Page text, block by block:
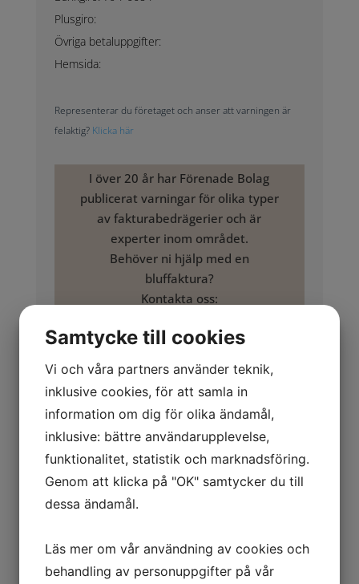
Plusgiro:
Övriga betaluppgifter:
Hemsida:
Representerar du företaget och anser att varningen är
felaktig? Klicka här
I över 20 år har Förenade Bolag
publicerat varningar för olika typer
av fakturabedrägerier och är
experter inom området.
Behöver ni hjälp med en
bluffaktura?
Kontakta oss:
info@forenadebolag.se
Allmänt om företaget
Worldwide Media AB
World Wide Media Öresund är publicerade för
vilseledande försäljning där man inleder samtalet
med att hänvisa till ”Google-tjänsten”. Säljaren
hänvisar även till tidigare ingånget avtal som
Företaget arkiverat den 15 oktober 2012
Samtycke till cookies
Vi och våra partners använder teknik,
inklusive cookies, för att samla in
information om dig för olika ändamål,
inklusive: bättre användarupplevelse,
funktionalitet, statistik och marknadsföring.
Genom att klicka på "OK" samtycker du till
dessa ändamål.
Läs mer om vår användning av cookies och
behandling av personuppgifter på vår